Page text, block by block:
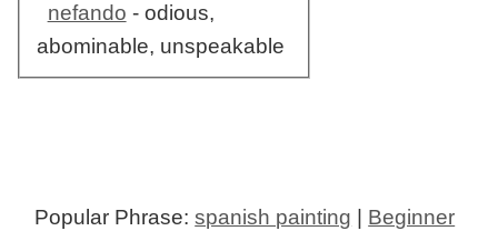
nefando - odious,
abominable, unspeakable
Popular Phrase:spanish painting
Beginner